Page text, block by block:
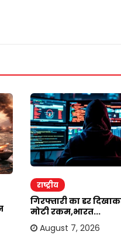
राष्ट्रीय
गिरफ्तारी का डर
मोटी रकम,भारत...
August 7, 2026